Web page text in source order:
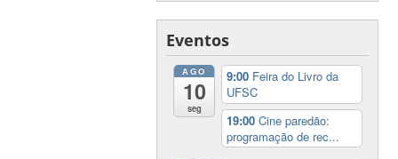
Eventos
AGO
10
seg
9:00 Feira do Livro da
UFSC
19:00Cine paredão:
programação de rec...